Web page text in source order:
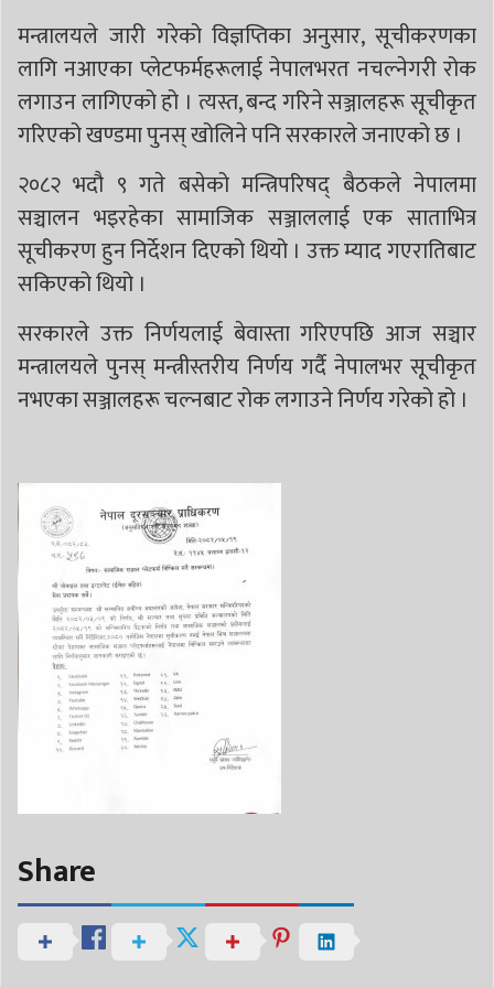
मन्त्रालयले जारी गरेको विज्ञप्तिका अनुसार, सूचीकरणका
लागि नआएका प्लेटफर्महरूलाई नेपालभरत नचल्नेगरी रोक
लगाउन लागिएको हो । त्यस्त, बन्द गरिने सञ्जालहरू सूचीकृत
गरिएको खण्डमा पुनस् खोलिने पनि सरकारले जनाएको छ ।
२०८२ भदौ ९ गते बसेको मन्त्रिपरिषद् बैठकले नेपालमा
सञ्चालन भइरहेका सामाजिक सञ्जाललाई एक साताभित्र
सूचीकरण हुन निर्देशन दिएको थियो । उक्त म्याद गएरातिबाट
सकिएको थियो ।
सरकारले उक्त निर्णयलाई बेवास्ता गरिएपछि आज सञ्चार
मन्त्रालयले पुनस् मन्त्रीस्तरीय निर्णय गर्दै नेपालभर सूचीकृत
नभएका सञ्जालहरू चल्नबाट रोक लगाउने निर्णय गरेको हो ।
Share